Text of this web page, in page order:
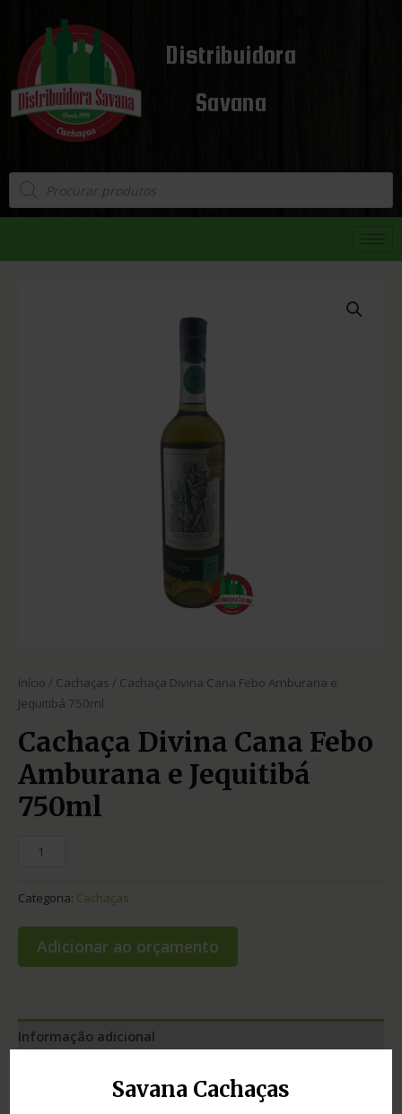
Savana Cachaças
Distribuidora
Savana
Início / Cachaças / Cachaça Divina Cana Febo Amburana e
Jequitibá 750ml
Cachaça Divina Cana Febo
Amburana e Jequitibá
750ml
Categoria: Cachaças
Adicionar ao orçamento
Informação adicional